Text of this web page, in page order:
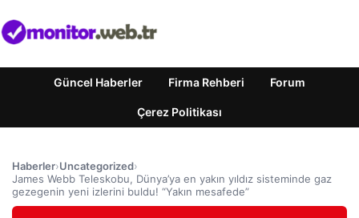
Güncel Haberler Firma Rehberi Forum
Çerez Politikası
Haberler›Uncategorized›
James Webb Teleskobu, Dünya’ya en yakın yıldız sisteminde gaz
gezegenin yeni izlerini buldu! “Yakın mesafede”